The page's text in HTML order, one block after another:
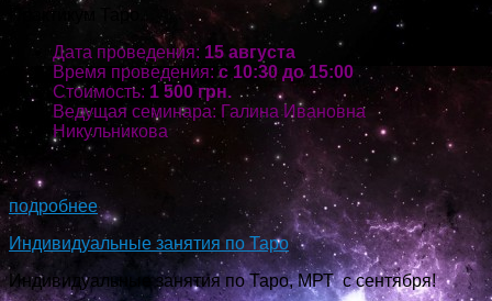
Практикум Таро.
Дата проведения: 15 августа
Время проведения:с 10:30 до 15:00
Стоимость: 1 500 грн.
Ведущая семинара: Галина Ивановна
Никульникова
...
подробнее
Индивидуальные занятия по Таро
Индивидуальные занятия по Таро, МРТ с сентября!